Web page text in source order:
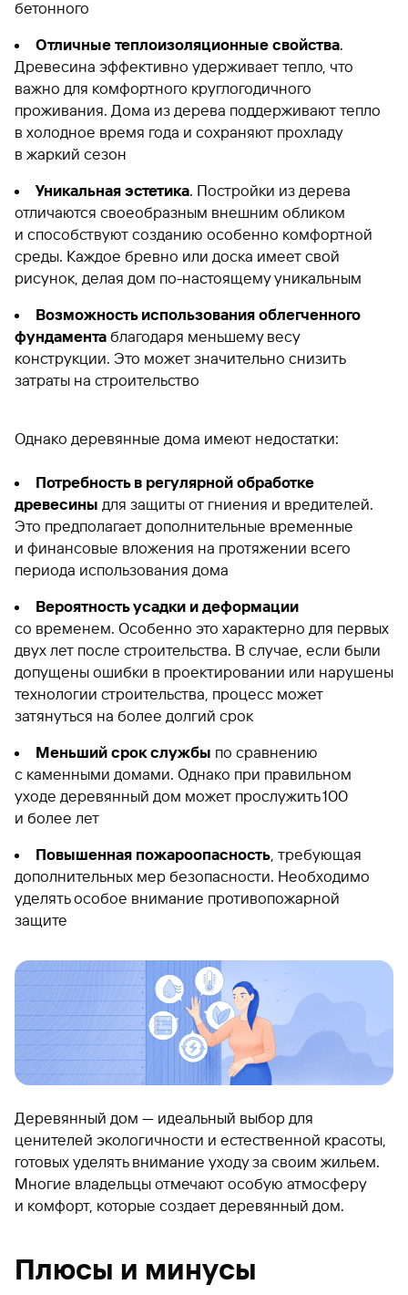
бетонного
Отличные теплоизоляционные свойства.
Древесина эффективно удерживает тепло, что
важно для комфортного круглогодичного
проживания. Дома из дерева поддерживают тепло
в холодное время года и сохраняют прохладу
в жаркий сезон
Уникальная эстетика. Постройки из дерева
отличаются своеобразным внешним обликом
и способствуют созданию особенно комфортной
среды. Каждое бревно или доска имеет свой
рисунок, делая дом по-настоящему уникальным
Возможность использования облегченного
фундамента благодаря меньшему весу
конструкции. Это может значительно снизить
затраты на строительство
Однако деревянные дома имеют недостатки:
Потребность в регулярной обработке
древесины для защиты от гниения и вредителей.
Это предполагает дополнительные временные
и финансовые вложения на протяжении всего
периода использования дома
Вероятность усадки и деформации
со временем. Особенно это характерно для первых
двух лет после строительства. В случае, если были
допущены ошибки в проектировании или нарушены
технологии строительства, процесс может
затянуться на более долгий срок
Меньший срок службы по сравнению
с каменными домами. Однако при правильном
уходе деревянный дом может прослужить 100
и более лет
Повышенная пожароопасность , требующая
дополнительных мер безопасности. Необходимо
уделять особое внимание противопожарной
защите
Деревянный дом — идеальный выбор для
ценителей экологичности и естественной красоты,
готовых уделять внимание уходу за своим жильем.
Многие владельцы отмечают особую атмосферу
и комфорт, которые создает деревянный дом.
Плюсы и минусы